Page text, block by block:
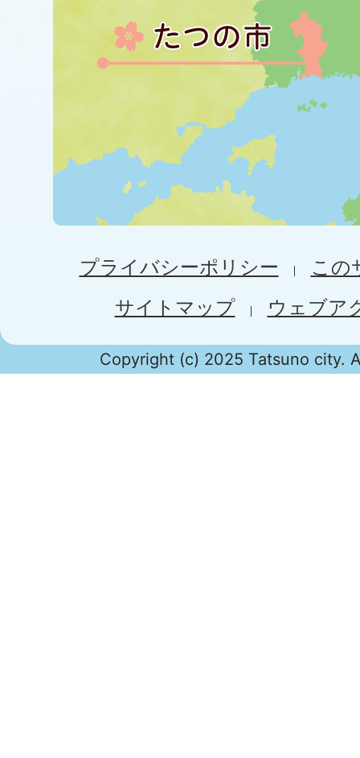
プライバシーポリシー
この
サイトマップ
ウェブア
Copyright (c) 2025 Tatsuno city.